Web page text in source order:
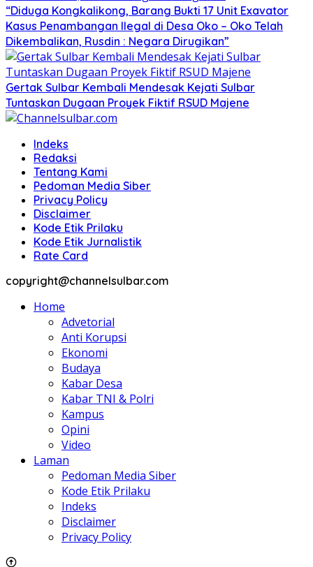
“Diduga Kongkalikong, Barang Bukti 17 Unit Exavator
Kasus Penambangan Ilegal di Desa Oko – Oko Telah
Dikembalikan, Rusdin : Negara Dirugikan”
Gertak Sulbar Kembali Mendesak Kejati Sulbar
Tuntaskan Dugaan Proyek Fiktif RSUD Majene
Indeks
Redaksi
Tentang Kami
Pedoman Media Siber
Privacy Policy
Disclaimer
Kode Etik Prilaku
Kode Etik Jurnalistik
Rate Card
copyright@channelsulbar.com
Home
Advetorial
Anti Korupsi
Ekonomi
Budaya
Kabar Desa
Kabar TNI & Polri
Kampus
Opini
Video
Laman
Pedoman Media Siber
Kode Etik Prilaku
Indeks
Disclaimer
Privacy Policy